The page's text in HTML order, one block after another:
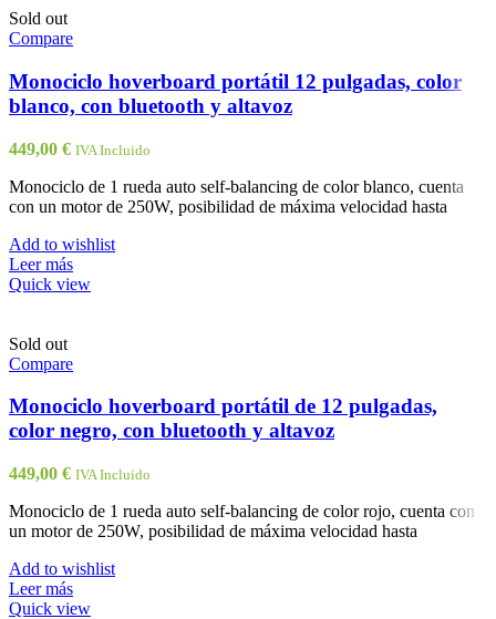
Sold out
Compare
Monociclo hoverboard portátil 12 pulgadas, color
blanco, con bluetooth y altavoz
449,00 € IVA Incluido
Monociclo de 1 rueda auto self-balancing de color blanco, cuenta
con un motor de 250W, posibilidad de máxima velocidad hasta
Add to wishlist
Leer más
Quick view
Sold out
Compare
Monociclo hoverboard portátil de 12 pulgadas,
color negro, con bluetooth y altavoz
449,00 € IVA Incluido
Monociclo de 1 rueda auto self-balancing de color rojo, cuenta con
un motor de 250W, posibilidad de máxima velocidad hasta
Add to wishlist
Leer más
Quick view